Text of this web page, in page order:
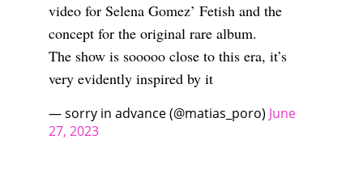
video for Selena Gomez’ Fetish and the
concept for the original rare album.
The show is sooooo close to this era, it’s
very evidently inspired by it
— sorry in advance (@matias_poro) June
27, 2023